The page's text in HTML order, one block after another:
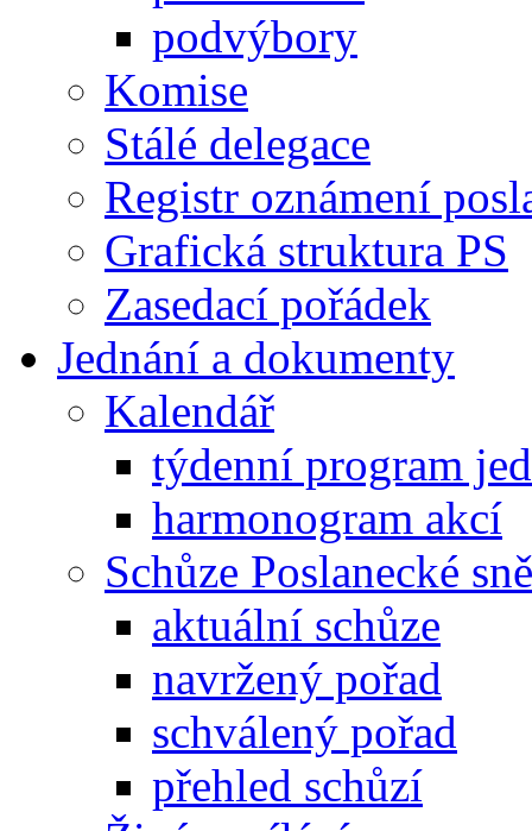
podvýbory
Komise
Stálé delegace
Registr oznámení
Grafická struktura PS
Zasedací pořádek
Jednání a dokumenty
Kalendář
týdenní program
harmonogram akcí
Schůze Poslanecké
aktuální schůze
navržený pořad
schválený pořad
přehled schůzí